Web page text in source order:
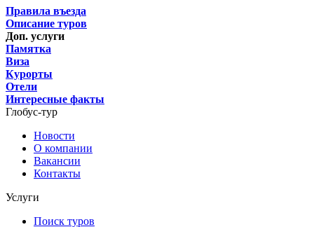
Правила въезда
Описание туров
Доп. услуги
Памятка
Виза
Курорты
Отели
Интересные факты
Глобус-тур
Новости
О компании
Вакансии
Контакты
Услуги
Поиск туров